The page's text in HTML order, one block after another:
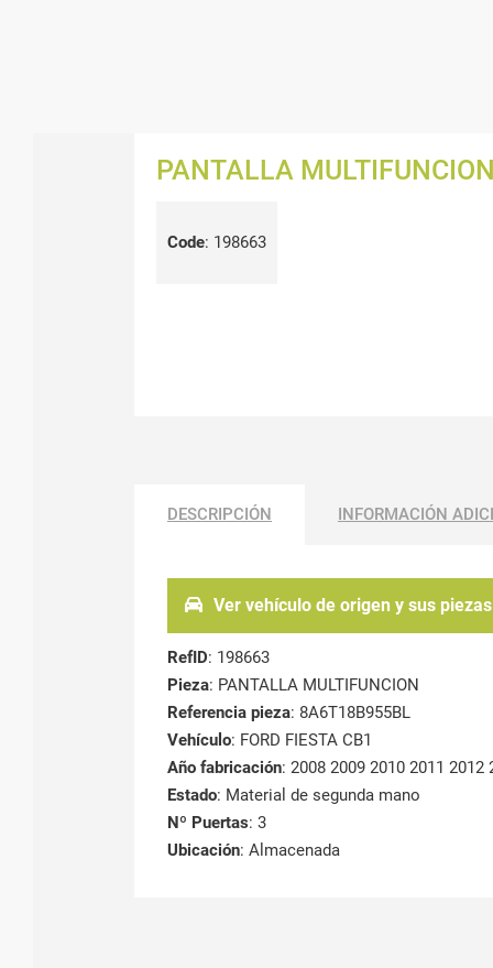
PANTALLA
Code: 198663
DESCRIPCIÓN INFORMACIÓN
Ver vehículo de origen y sus piezas
RefID: 198663
Pieza: PANTALLA MULTIFUNCION
Referencia pieza: 8A6T18B955BL
Vehículo: FORD FIESTA CB1
Año fabricación: 2008 2009 2010 2011 2012
Estado: Material de segunda mano
Nº Puertas: 3
Ubicación: Almacenada